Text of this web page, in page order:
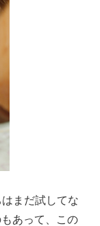
まだ試してな
あって、この